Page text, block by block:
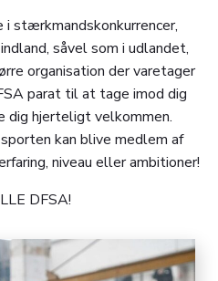
stærkmandskonkurrencer,
såvel som i udlandet,
organisation der varetager
parat til at tage imod dig
dig hjerteligt velkommen.
kan blive medlem af
niveau eller ambitioner!
DFSA!